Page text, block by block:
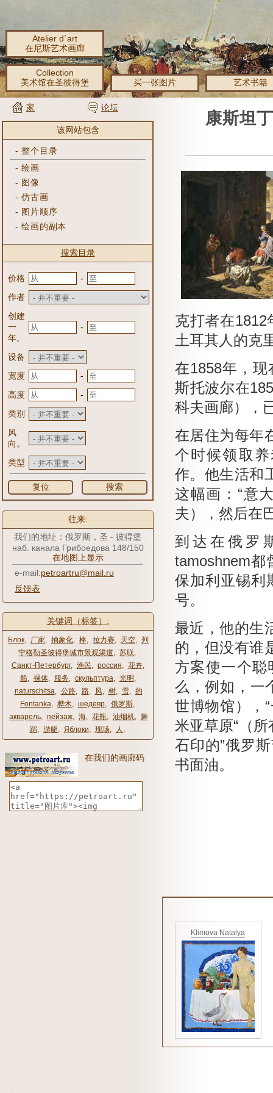
Atelier d´art
在尼斯艺术画廊
Collection
美术馆在圣彼得堡
买一张图片 艺术书籍
家 论坛
该网站包含
-整个目录
-绘画
- 图像
-仿古画
- 图片顺序
-绘画的副本
搜索目录
价格
-
作者
创建
一
年。
-
设备
宽度
-
高度
-
类别
风
向。
类型
复位 搜索
往来:
我们的地址：俄罗斯，圣 - 彼得堡
наб. канала Грибоедова 148/150
在地图上显示
e-mail:petroartru@mail.ru
反馈表
关键词（标签）:
Блок, 厂家, 抽象化, 棒, 拉力赛, 天空, 列
宁格勒圣彼得堡城市景观渠道, 苏联,
Санкт-Петербург, 渔民, россия, 花卉,
船, 裸体, 服务, скульптура, 光明 ,
naturschitsa, 公路, 路, 风, 树, 雪, 的
Fontanka, 桦木, шедевр, 俄罗斯,
акварель, пейзаж, 海, 花瓶, 油烟机, 舞
蹈, 游艇, Яблоки, 现场, 人 ,
在我们的画廊码
康斯坦
克打者在
土耳其人的克
在1858年，
斯托波尔在
科夫画廊），
在居住为每年
个时候领取
作。 他生活和
这幅画：“意
夫），然后在
到达在俄罗
tamoshnem都
保加利亚锡利
号。
最近，他的生
的，但没有谁
方案使一个聪
么，例如，一
世博物馆），
米亚草原“（
石印的”俄罗
书面油。
Klimova Natalya